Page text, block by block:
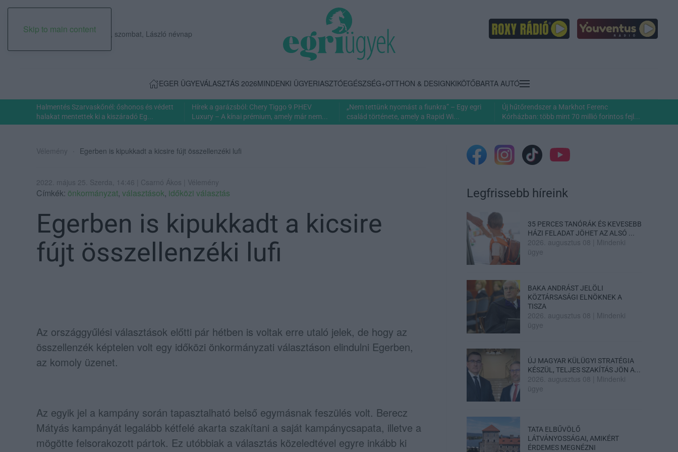
Skip to main content
2026. augusztus 08., szombat, László névnap
EGER ÜGYEVÁLASZTÁS 2026MINDENKI ÜGYERIASZTÓEGÉSZSÉG+OTTHON & DESIGNKIKÖTŐBARTA AUTÓ
Halmentés Szarvaskőnél: őshonos és védett
halakat mentettek ki a kiszáradó Eg...
Hírek a garázsból: Chery Tiggo 9 PHEV
Luxury – A kínai prémium, amely már nem...
„Nem tettünk nyomást a fiunkra” – Egy egri
család története, amely a Rapid Wi...
Új hűtőrendszer a Markhot Ferenc
Kórházban: több mint 70 millió forintos fejl...
Vélemény Egerben is kipukkadt a kicsire fújt összellenzéki lufi
2022. május 25. Szerda, 14:46 | Csarnó Ákos | Vélemény
Címkék: önkormányzat, választások, időközi választás
Egerben is kipukkadt a kicsire
fújt összellenzéki lufi
Az országgyűlési választások előtti pár hétben is voltak erre utaló jelek, de hogy az
összellenzék képtelen volt egy időközi önkormányzati választáson elindulni Egerben,
az komoly üzenet.
Az egyik jel a kampány során tapasztalható belső egymásnak feszülés volt. Berecz
Mátyás kampányát legalább kétfelé akarta szakítani a saját kampánycsapata, illetve a
mögötte felsorakozott pártok. Ez utóbbiak a választás közeledtével egyre inkább ki
Legfrissebb híreink
35 PERCES TANÓRÁK ÉS KEVESEBB
HÁZI FELADAT JÖHET AZ ALSÓ ...
2026. augusztus 08
Mindenki
ügye
BAKA ANDRÁST JELÖLI
KÖZTÁRSASÁGI ELNÖKNEK A
TISZA
2026. augusztus 08
Mindenki
ügye
ÚJ MAGYAR KÜLÜGYI STRATÉGIA
KÉSZÜL, TELJES SZAKÍTÁS JÖN A...
2026. augusztus 08
Mindenki
ügye
TATA ELBŰVÖLŐ
LÁTVÁNYOSSÁGAI, AMIKÉRT
ÉRDEMES MEGNÉZNI